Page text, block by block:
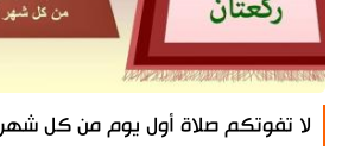
لا تفوتكم صلاة أول يوم من كل شهر